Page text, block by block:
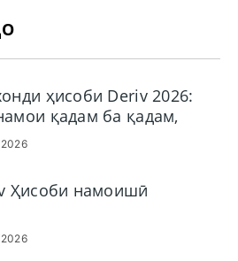
ҳисоби Deriv 2026:
қадам ба қадам,
ва вақти коркард
Ҳисоби намоишӣ